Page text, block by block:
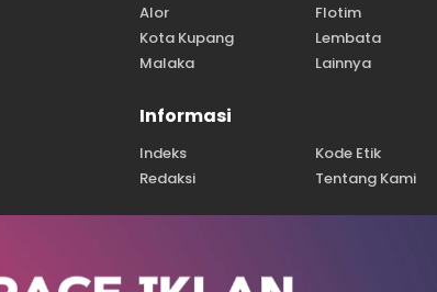
Alor
Flotim
Kota Kupang
Lembata
Malaka
Lainnya
Informasi
Indeks Kode Etik
Redaksi
Tentang Kami